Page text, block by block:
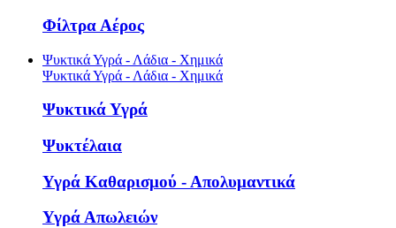
Φίλτρα Αέρος
Ψυκτικά Υγρά - Λάδια - Χημικά
Ψυκτικά Υγρά - Λάδια - Χημικά
Ψυκτικά Υγρά
Ψυκτέλαια
Υγρά Καθαρισμού - Απολυμαντικά
Υγρά Απωλειών